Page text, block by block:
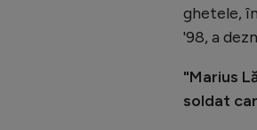
ghetele,
'98, a
"Marius
soldat